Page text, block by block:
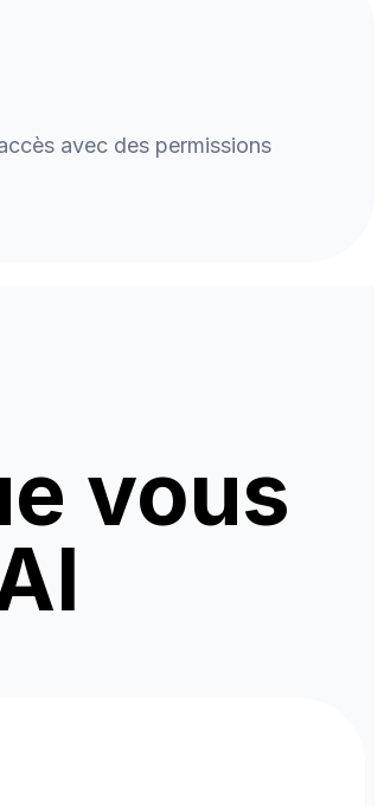
avec des permissions
vous